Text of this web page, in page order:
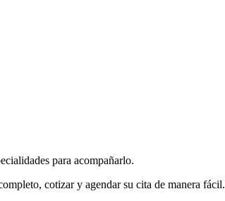
para acompañarlo.
cotizar y agendar su cita de manera fácil.